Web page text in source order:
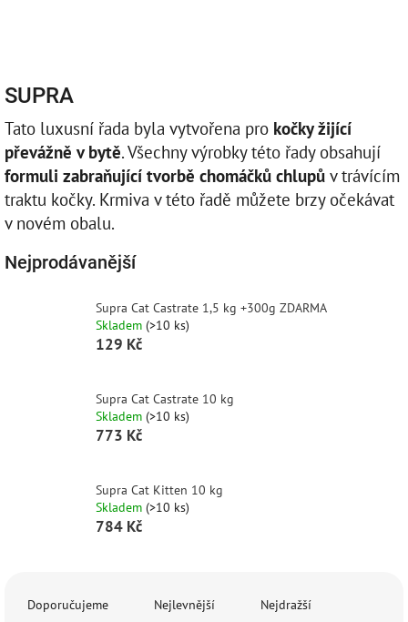
SUPRA
Tato luxusní řada byla vytvořena pro kočky žijící
převážně v bytě. Všechny výrobky této řady obsahují
formuli zabraňující tvorbě chomáčků chlupů v trávícím
traktu kočky. Krmiva v této řadě můžete brzy očekávat
v novém obalu.
Nejprodávanější
Supra Cat Castrate 1,5 kg +300g ZDARMA
Skladem (>10 ks)
129 Kč
Supra Cat Castrate 10 kg
Skladem (>10 ks)
773 Kč
Supra Cat Kitten 10 kg
Skladem (>10 ks)
784 Kč
Doporučujeme Nejlevnější Nejdražší